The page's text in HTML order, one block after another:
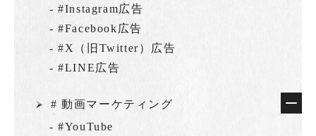
- #Instagram広告
- #Facebook広告
- #X（旧Twitter）広告
- #LINE広告
# 動画マーケティング
- #YouTube